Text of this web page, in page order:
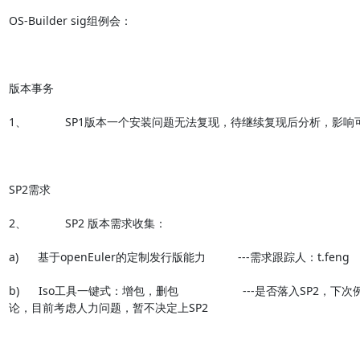
OS-Builder sig组例会：
版本事务
1、            SP1版本一个安装问题无法复现，待继续复现后分析，影响
SP2需求
2、            SP2 版本需求收集：
a)      基于openEuler的定制发行版能力          ---需求跟踪人：t.feng
b)      Iso工具一键式：增包，删包                    ---是否落入SP2，下次
论，目前考虑人力问题，暂不决定上SP2